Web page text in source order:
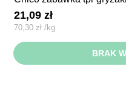
21,09zł
70,30 zł /kg
BRAK